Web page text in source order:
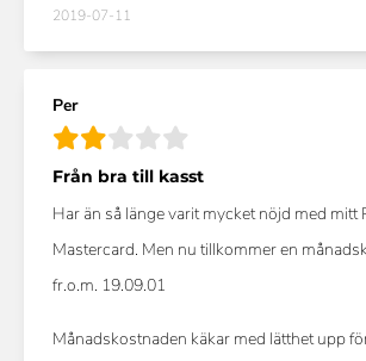
2019-07-11
Per
Från bra till kasst
Har än så länge varit mycket nöjd med mitt
Mastercard. Men nu tillkommer en
fr.o.m. 19.09.01
Månadskostnaden käkar med lätthet upp